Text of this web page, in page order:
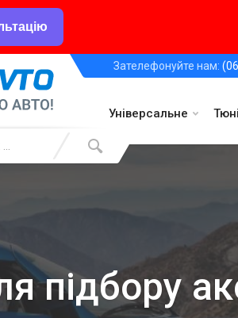
Зателефонуйте нам:
Універсальне
підбору